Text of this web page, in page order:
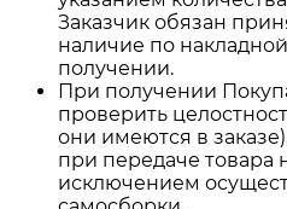
Заказчик обязан
наличие по
получении.
При получении
проверить
они имеются в
при передаче товара
исключением